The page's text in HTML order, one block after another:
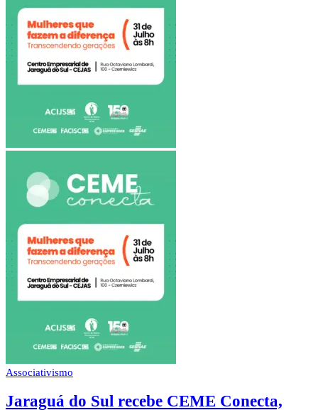
Associativismo
Jaraguá do Sul recebe CEME Conecta,